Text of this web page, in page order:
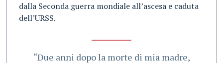
dalla Seconda guerra mondiale all’ascesa e caduta
dell’URSS.
“Due anni dopo la morte di mia madre,